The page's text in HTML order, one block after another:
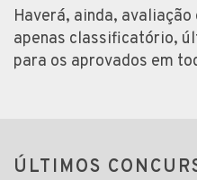
Haverá, ainda,
apenas classificatório,
para os aprovados em
ÚLTIMOS